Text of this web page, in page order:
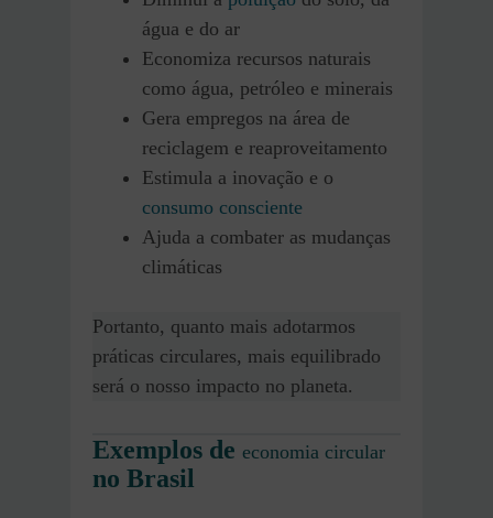
água e do ar
Economiza recursos naturais
como água, petróleo e minerais
Gera empregos na área de
reciclagem e reaproveitamento
Estimula a inovação e o
consumo consciente
Ajuda a combater as mudanças
climáticas
Portanto, quanto mais adotarmos
práticas circulares, mais equilibrado
será o nosso impacto no planeta.
Exemplos de economia circular
no Brasil